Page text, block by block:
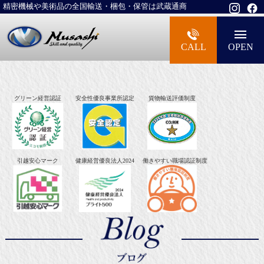
精密機械や美術品の全国輸送・梱包・保管は武蔵通商
大型精密機械・美術品・高級楽器の梱包・
CALL OPEN
グリーン経営認証 安全性優良事業所認定 貨物輸送評価制度
引越安心マーク 健康経営優良法人2024 働きやすい職場認証制度